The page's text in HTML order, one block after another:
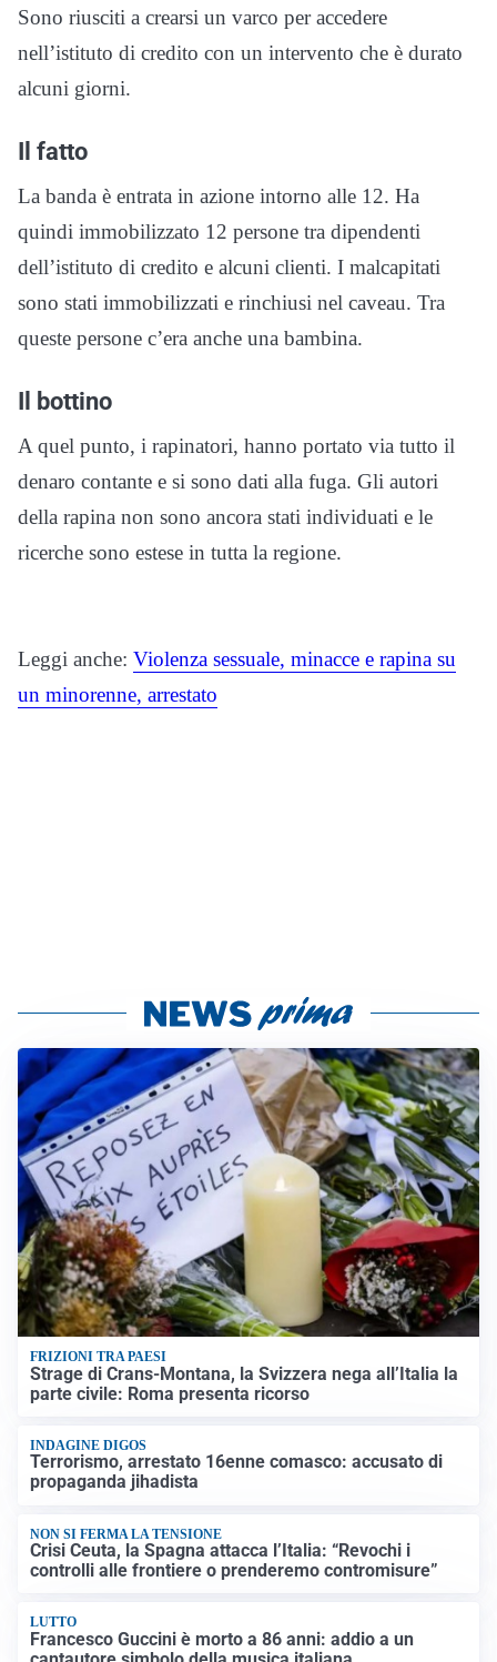
Sono riusciti a crearsi un varco per accedere
nell’istituto di credito con un intervento che è durato
alcuni giorni.
Il fatto
La banda è entrata in azione intorno alle 12. Ha
quindi immobilizzato 12 persone tra dipendenti
dell’istituto di credito e alcuni clienti. I malcapitati
sono stati immobilizzati e rinchiusi nel caveau. Tra
queste persone c’era anche una bambina.
Il bottino
A quel punto, i rapinatori, hanno portato via tutto il
denaro contante e si sono dati alla fuga. Gli autori
della rapina non sono ancora stati individuati e le
ricerche sono estese in tutta la regione.
Leggi anche: Violenza sessuale, minacce e rapina su
un minorenne, arrestato
FRIZIONI TRA PAESI
Strage di Crans-Montana, la Svizzera nega all’Italia la
parte civile: Roma presenta ricorso
INDAGINE DIGOS
Terrorismo, arrestato 16enne comasco: accusato di
propaganda jihadista
NON SI FERMA LA TENSIONE
Crisi Ceuta, la Spagna attacca l’Italia: “Revochi i
controlli alle frontiere o prenderemo contromisure”
LUTTO
Francesco Guccini è morto a 86 anni: addio a un